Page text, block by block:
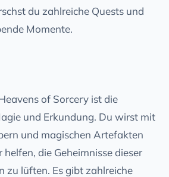
du zahlreiche Quests und
Momente.
of Sorcery ist die
und Erkundung. Du wirst mit
und magischen Artefakten
die Geheimnisse dieser
zu lüften. Es gibt zahlreiche